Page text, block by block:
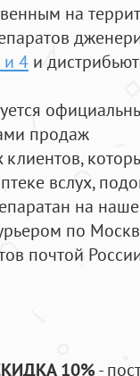
на
и 4 и
продаж
вслух,
на
по
почтой
10%-